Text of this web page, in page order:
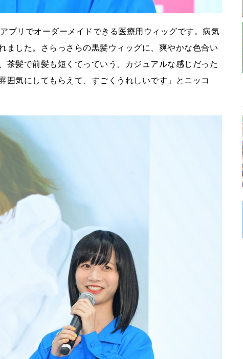
プリでオーダーメイドできる医療用ウィッグです。病気
ました。さらっさらの黒髪ウィッグに、爽やかな色合い
茶髪で前髪も短くてっていう、カジュアルな感じだった
気にしてもらえて、すごくうれしいです」とニッコ